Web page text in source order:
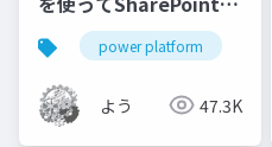
ストを作成してみよう
power platform
よう 47.3K